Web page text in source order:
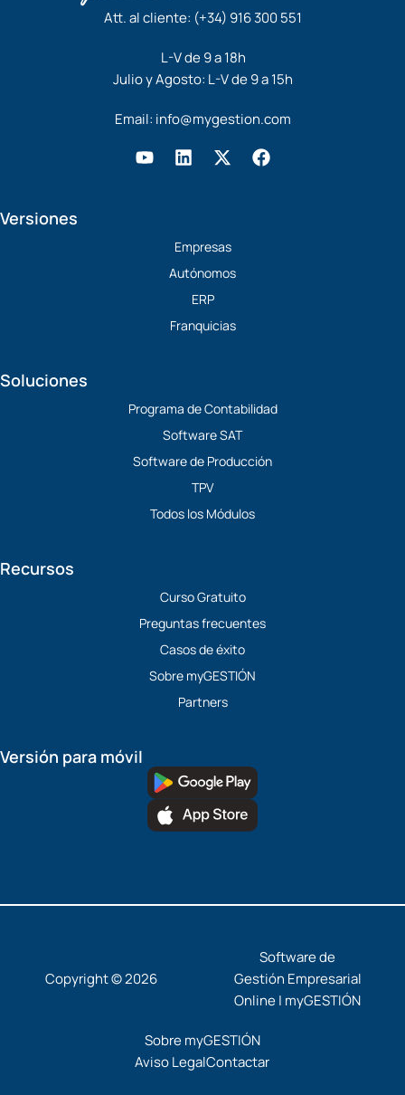
Att. al cliente: (+34) 916 300 551
L-V de 9 a 18h
Julio y Agosto: L-V de 9 a 15h
Email: info@mygestion.com
Y L
d
i
n
X
t
t
e
F
a
Versiones
Empresas
Autónomos
ERP
Franquicias
Soluciones
Programa de Contabilidad
Software SAT
Software de Producción
TPV
Todos los Módulos
Recursos
Curso Gratuito
Preguntas frecuentes
Casos de éxito
Sobre myGESTIÓN
Partners
Versión para móvil
Copyright © 2026
Software de
Gestión Empresarial
Online | myGESTIÓN
Sobre myGESTIÓN
Aviso LegalContactar